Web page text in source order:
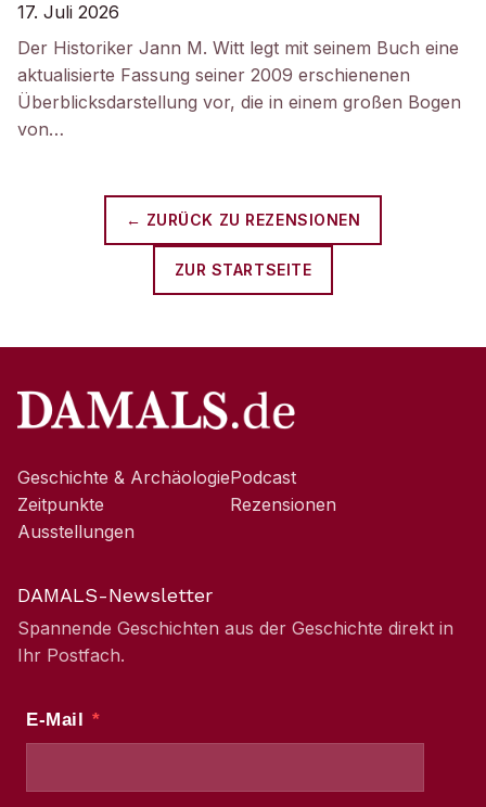
17. Juli 2026
Der Historiker Jann M. Witt legt mit seinem Buch eine
aktualisierte Fassung seiner 2009 erschienenen
Überblicksdarstellung vor, die in einem großen Bogen
von…
← ZURÜCK ZU REZENSIONEN
ZUR STARTSEITE
Geschichte & Archäologie
Zeitpunkte
Ausstellungen
Podcast
Rezensionen
DAMALS-Newsletter
Spannende Geschichten aus der Geschichte direkt in
Ihr Postfach.